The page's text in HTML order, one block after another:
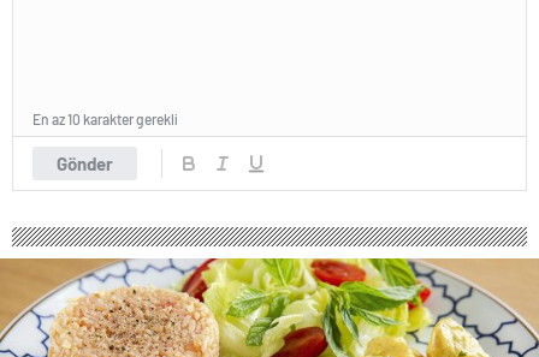
Gönder
En az 10 karakter gerekli